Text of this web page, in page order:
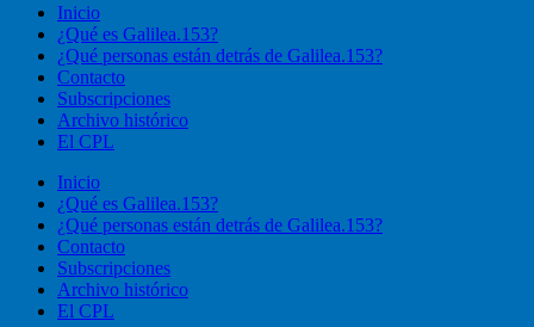
Inicio
¿Qué es Galilea.153?
¿Qué personas están detrás de Galilea.153?
Contacto
Subscripciones
Archivo histórico
El CPL
Inicio
¿Qué es Galilea.153?
¿Qué personas están detrás de Galilea.153?
Contacto
Subscripciones
Archivo histórico
El CPL